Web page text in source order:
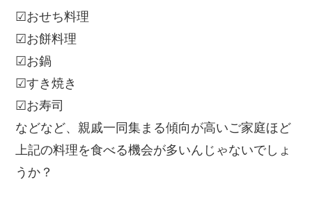
☑おせち料理
☑お餅料理
☑お鍋
☑すき焼き
☑お寿司
などなど、親戚一同集まる傾向が高いご家庭ほど
上記の料理を食べる機会が多いんじゃないでしょ
うか？